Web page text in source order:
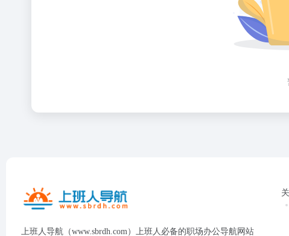
上班人导航（www.sbrdh.com）上班人必备的职场办公导航网站